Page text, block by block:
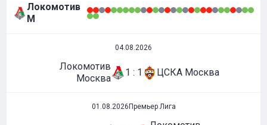
Локомотив
М
04.08.2026
Локомотив
Москва
1 : 1 ЦСКА Москва
01.08.2026 Премьер Лига